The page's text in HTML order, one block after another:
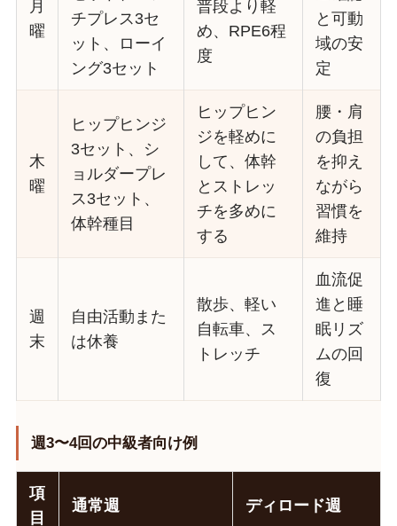
月
曜
チプレス3セ
ット、ローイ
ング3セット
普段より軽
め、RPE6程
度
と可動
域の安
定
木
曜
ヒップヒンジ
3セット、シ
ョルダープレ
ス3セット、
体幹種目
ヒップヒン
ジを軽めに
して、体幹
とストレッ
チを多めに
する
腰・肩
の負担
を抑え
ながら
習慣を
維持
週
末
自由活動また
は休養
散歩、軽い
自転車、ス
トレッチ
血流促
進と睡
眠リズ
ムの回
復
週3〜4回の中級者向け例
項
目
通常週 ディロード週